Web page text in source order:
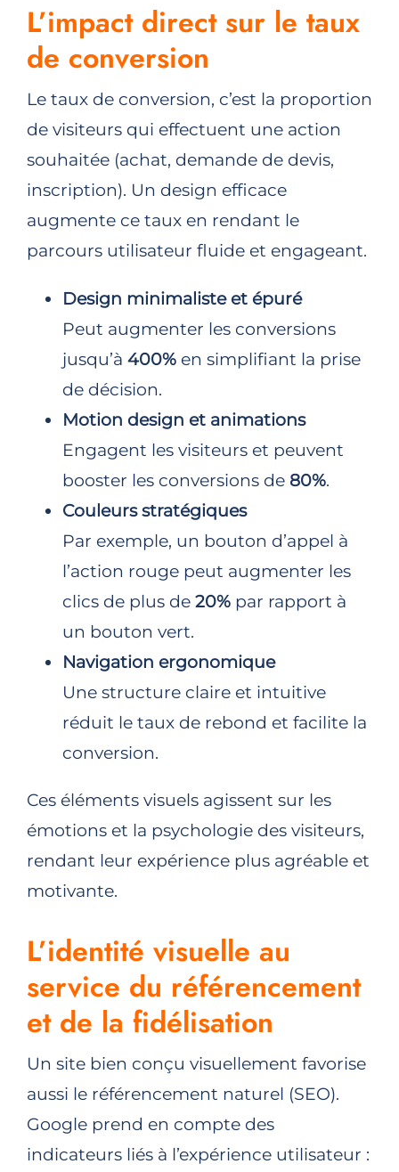
L’impact direct sur le taux
de conversion
Le taux de conversion, c’est la proportion
de visiteurs qui effectuent une action
souhaitée (achat, demande de devis,
inscription). Un design efficace
augmente ce taux en rendant le
parcours utilisateur fluide et engageant.
Design minimaliste et épuré
Peut augmenter les conversions
jusqu’à 400%en simplifiant la prise
de décision.
Motion design et animations
Engagent les visiteurs et peuvent
booster les conversions de 80%.
Couleurs stratégiques
Par exemple, un bouton d’appel à
l’action rouge peut augmenter les
clics de plus de 20%par rapport à
un bouton vert.
Navigation ergonomique
Une structure claire et intuitive
réduit le taux de rebond et facilite la
conversion.
Ces éléments visuels agissent sur les
émotions et la psychologie des visiteurs,
rendant leur expérience plus agréable et
motivante.
L’identité visuelle au
service du référencement
et de la fidélisation
Un site bien conçu visuellement favorise
aussi le référencement naturel (SEO).
Google prend en compte des
indicateurs liés à l’expérience utilisateur :